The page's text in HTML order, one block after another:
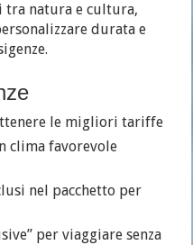
tra natura e cultura,
durata e
le migliori tariffe
clima favorevole
nel pacchetto per
per viaggiare senza